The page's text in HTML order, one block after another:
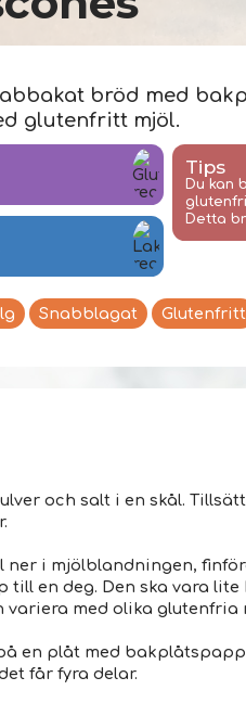
bröd med
glutenfritt mjöl.
Tips
Du kan
Detta
Snabblagat Glutenfritt
och salt i en skål.
ner i mjölblandningen,
en deg. Den ska vara
variera med olika glutenfria
en plåt med
får fyra delar.